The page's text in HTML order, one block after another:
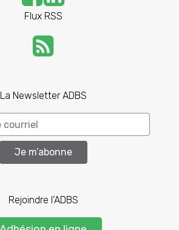
Flux RSS
La Newsletter ADBS
Je m’abonne
Rejoindre l’ADBS